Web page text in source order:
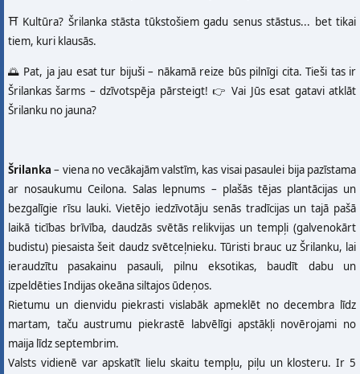
⛩️ Kultūra? Šrilanka stāsta tūkstošiem gadu senus stāstus... bet tikai
tiem, kuri klausās.
🌅 Pat, ja jau esat tur bijuši – nākamā reize būs pilnīgi cita. Tieši tas ir
Šrilankas šarms – dzīvotspēja pārsteigt! 👉 Vai Jūs esat gatavi atklāt
Šrilanku no jauna?
Šrilanka– viena no vecākajām valstīm, kas visai pasaulei bija pazīstama
ar nosaukumu Ceilona. Salas lepnums – plašās tējas plantācijas un
bezgalīgie rīsu lauki. Vietējo iedzīvotāju senās tradīcijas un tajā pašā
laikā ticības brīvība, daudzās svētās relikvijas un tempļi (galvenokārt
budistu) piesaista šeit daudz svētceļnieku. Tūristi brauc uz Šrilanku, lai
ieraudzītu pasakainu pasauli, pilnu eksotikas, baudīt dabu un
izpeldēties Indijas okeāna siltajos ūdeņos.
Rietumu un dienvidu piekrasti vislabāk apmeklēt no decembra līdz
martam, taču austrumu piekrastē labvēlīgi apstākļi novērojami no
maija līdz septembrim.
Valsts vidienē var apskatīt lielu skaitu tempļu, piļu un klosteru. Ir 5